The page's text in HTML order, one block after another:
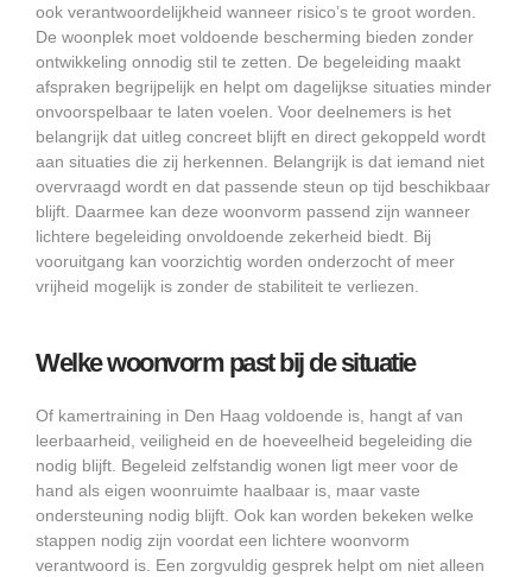
ook verantwoordelijkheid wanneer risico’s te groot worden.
De woonplek moet voldoende bescherming bieden zonder
ontwikkeling onnodig stil te zetten. De begeleiding maakt
afspraken begrijpelijk en helpt om dagelijkse situaties minder
onvoorspelbaar te laten voelen. Voor deelnemers is het
belangrijk dat uitleg concreet blijft en direct gekoppeld wordt
aan situaties die zij herkennen. Belangrijk is dat iemand niet
overvraagd wordt en dat passende steun op tijd beschikbaar
blijft. Daarmee kan deze woonvorm passend zijn wanneer
lichtere begeleiding onvoldoende zekerheid biedt. Bij
vooruitgang kan voorzichtig worden onderzocht of meer
vrijheid mogelijk is zonder de stabiliteit te verliezen.
Welke woonvorm past bij de situatie
Of kamertraining in Den Haag voldoende is, hangt af van
leerbaarheid, veiligheid en de hoeveelheid begeleiding die
nodig blijft. Begeleid zelfstandig wonen ligt meer voor de
hand als eigen woonruimte haalbaar is, maar vaste
ondersteuning nodig blijft. Ook kan worden bekeken welke
stappen nodig zijn voordat een lichtere woonvorm
verantwoord is. Een zorgvuldig gesprek helpt om niet alleen